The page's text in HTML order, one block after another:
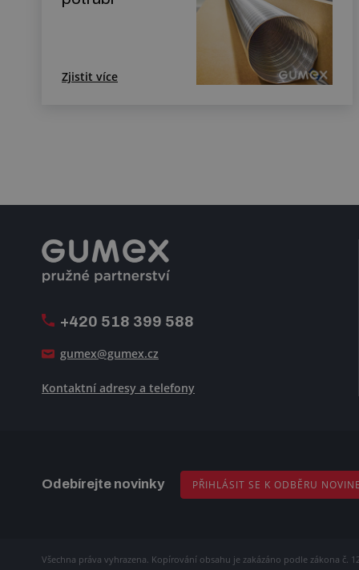
Zjistit více
+420 518 399 588
gumex@gumex.cz
Kontaktní adresy a telefony
Odebírejte novinky PŘIHLÁSIT SE K ODBĚRU
Všechna práva vyhrazena. Kopírování obsahu je zakázáno podle zákona č.